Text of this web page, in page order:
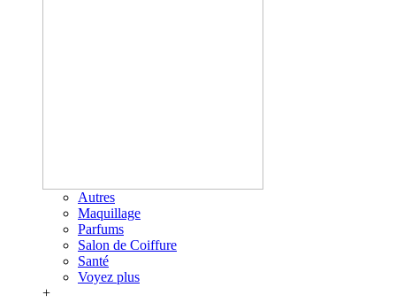
Autres
Maquillage
Parfums
Salon de Coiffure
Santé
Voyez plus
+